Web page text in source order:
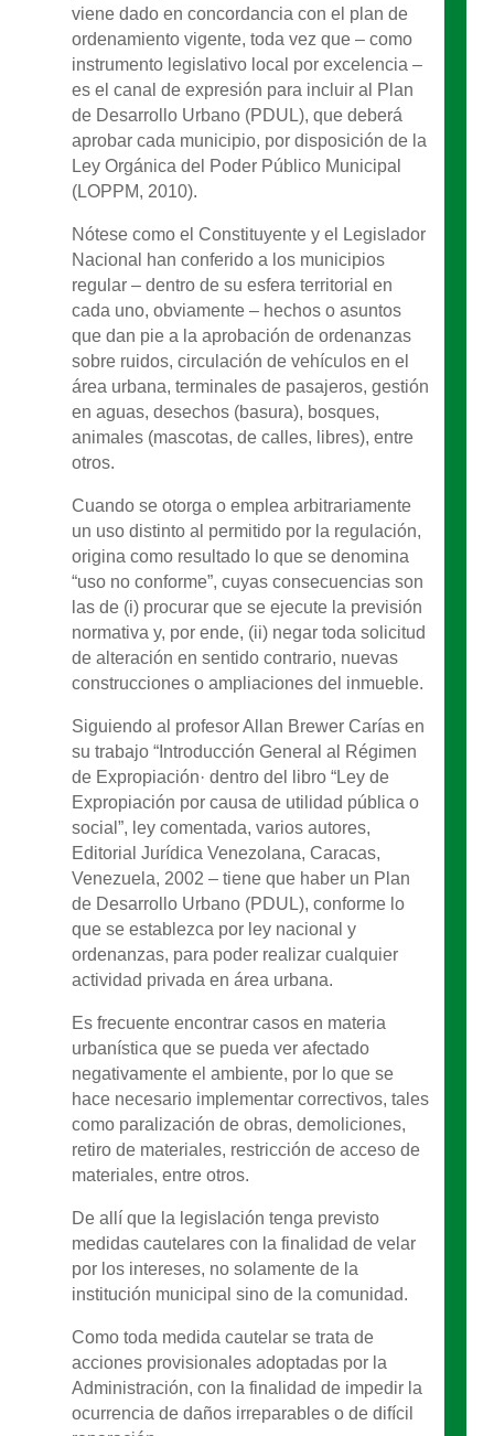
viene dado en concordancia con el plan de
ordenamiento vigente, toda vez que – como
instrumento legislativo local por excelencia –
es el canal de expresión para incluir al Plan
de Desarrollo Urbano (PDUL), que deberá
aprobar cada municipio, por disposición de la
Ley Orgánica del Poder Público Municipal
(LOPPM, 2010).
Nótese como el Constituyente y el Legislador
Nacional han conferido a los municipios
regular – dentro de su esfera territorial en
cada uno, obviamente – hechos o asuntos
que dan pie a la aprobación de ordenanzas
sobre ruidos, circulación de vehículos en el
área urbana, terminales de pasajeros, gestión
en aguas, desechos (basura), bosques,
animales (mascotas, de calles, libres), entre
otros.
Cuando se otorga o emplea arbitrariamente
un uso distinto al permitido por la regulación,
origina como resultado lo que se denomina
“uso no conforme”, cuyas consecuencias son
las de (i) procurar que se ejecute la previsión
normativa y, por ende, (ii) negar toda solicitud
de alteración en sentido contrario, nuevas
construcciones o ampliaciones del inmueble.
Siguiendo al profesor Allan Brewer Carías en
su trabajo “Introducción General al Régimen
de Expropiación· dentro del libro “Ley de
Expropiación por causa de utilidad pública o
social”, ley comentada, varios autores,
Editorial Jurídica Venezolana, Caracas,
Venezuela, 2002 – tiene que haber un Plan
de Desarrollo Urbano (PDUL), conforme lo
que se establezca por ley nacional y
ordenanzas, para poder realizar cualquier
actividad privada en área urbana.
Es frecuente encontrar casos en materia
urbanística que se pueda ver afectado
negativamente el ambiente, por lo que se
hace necesario implementar correctivos, tales
como paralización de obras, demoliciones,
retiro de materiales, restricción de acceso de
materiales, entre otros.
De allí que la legislación tenga previsto
medidas cautelares con la finalidad de velar
por los intereses, no solamente de la
institución municipal sino de la comunidad.
Como toda medida cautelar se trata de
acciones provisionales adoptadas por la
Administración, con la finalidad de impedir la
ocurrencia de daños irreparables o de difícil